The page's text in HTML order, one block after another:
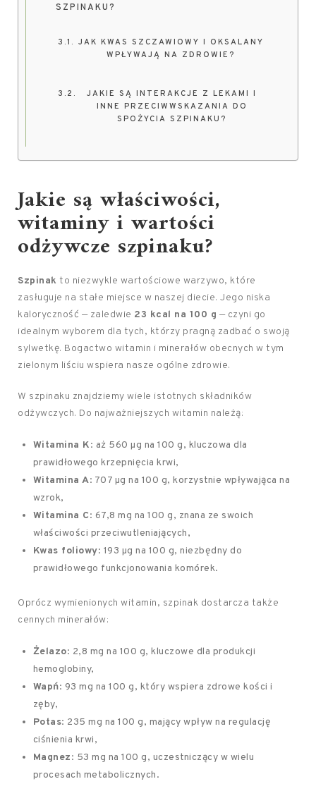
SZPINAKU?
JAK KWAS SZCZAWIOWY I OKSALANY
WPŁYWAJĄ NA ZDROWIE?
JAKIE SĄ INTERAKCJE Z LEKAMI I
INNE PRZECIWWSKAZANIA DO
SPOŻYCIA SZPINAKU?
Jakie są właściwości,
witaminy i wartości
odżywcze szpinaku?
Szpinak to niezwykle wartościowe warzywo, które
zasługuje na stałe miejsce w naszej diecie. Jego niska
kaloryczność — zaledwie 23 kcal na 100 g — czyni go
idealnym wyborem dla tych, którzy pragną zadbać o swoją
sylwetkę. Bogactwo witamin i minerałów obecnych w tym
zielonym liściu wspiera nasze ogólne zdrowie.
W szpinaku znajdziemy wiele istotnych składników
odżywczych. Do najważniejszych witamin należą:
Witamina K: aż 560 µg na 100 g, kluczowa dla
prawidłowego krzepnięcia krwi,
Witamina A: 707 µg na 100 g, korzystnie wpływająca na
wzrok,
Witamina C: 67,8 mg na 100 g, znana ze swoich
właściwości przeciwutleniających,
Kwas foliowy: 193 µg na 100 g, niezbędny do
prawidłowego funkcjonowania komórek.
Oprócz wymienionych witamin, szpinak dostarcza także
cennych minerałów:
Żelazo: 2,8 mg na 100 g, kluczowe dla produkcji
hemoglobiny,
Wapń: 93 mg na 100 g, który wspiera zdrowe kości i
zęby,
Potas: 235 mg na 100 g, mający wpływ na regulację
ciśnienia krwi,
Magnez: 53 mg na 100 g, uczestniczący w wielu
procesach metabolicznych.